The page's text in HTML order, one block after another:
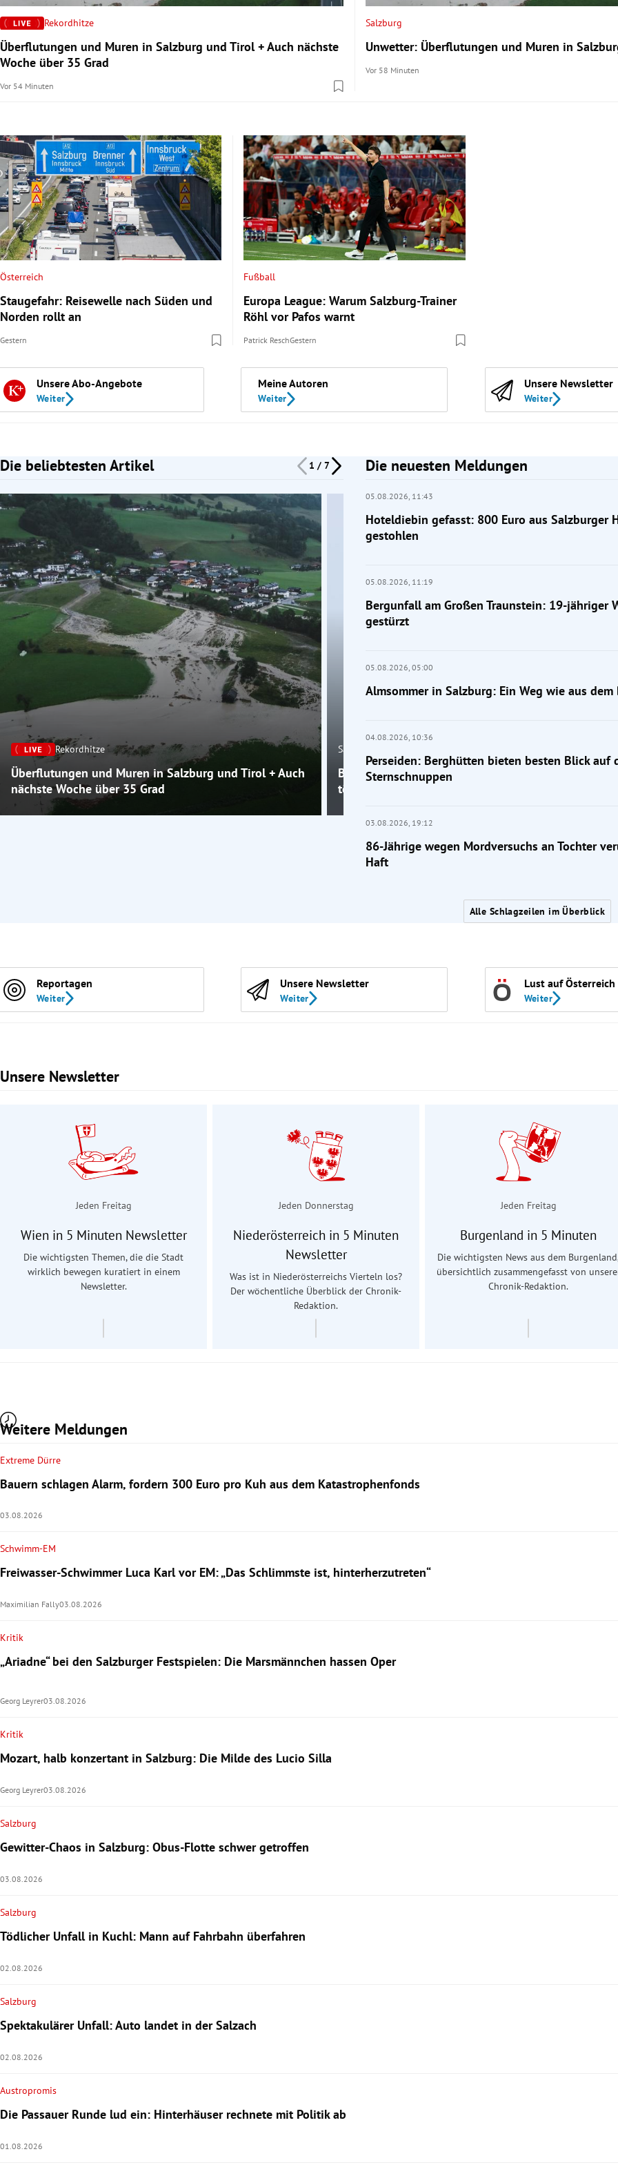
Untermenü
Untermenü
Untermenü
Untermenü
Untermenü
Untermenü
Rekordhitze
Überflutungen und Muren in Salzburg und Tirol + Auch nächste
Woche über 35 Grad
Vor 54 Minuten
Salzburg
Unwetter: Überflutungen und Muren in
Vor 58 Minuten
Österreich
Staugefahr: Reisewelle nach Süden und
Norden rollt an
Gestern
Fußball
Europa League: Warum Salzburg-Trainer
Röhl vor Pafos warnt
Patrick ReschGestern
Unsere Abo-Angebote
Weiter
Meine Autoren
Weiter
Unsere Newsletter
Weiter
Die beliebtesten Artikel 1 / 7
Slide 1 von 7
Rekordhitze
Überflutungen und Muren in Salzburg und Tirol + Auch
nächste Woche über 35 Grad
Salzburg
Bergunfall am Großen Traunstein: 19-jähriger
tödlich gestürzt
Die neuesten Meldungen
05.08.2026, 11:43
Hoteldiebin gefasst: 800 Euro aus Salzburger
gestohlen
05.08.2026, 11:19
Bergunfall am Großen Traunstein: 19-jähriger
gestürzt
05.08.2026, 05:00
Almsommer in Salzburg: Ein Weg wie aus
04.08.2026, 10:36
Perseiden: Berghütten bieten besten Blick auf
Sternschnuppen
03.08.2026, 19:12
86-Jährige wegen Mordversuchs an Tochter
Haft
Alle Schlagzeilen im Überblick
Reportagen
Weiter
Unsere Newsletter
Weiter
Lust auf Österreich
Weiter
Unsere Newsletter
Slide 1 von 3
Jeden Freitag
Wien in 5 Minuten Newsletter
Die wichtigsten Themen, die die Stadt
wirklich bewegen kuratiert in einem
Newsletter.
Jeden Donnerstag
Niederösterreich in 5 Minuten
Newsletter
Was ist in Niederösterreichs Vierteln los?
Der wöchentliche Überblick der Chronik-
Redaktion.
Jeden Freitag
Burgenland in 5 Minuten
Die wichtigsten News aus dem
übersichtlich zusammengefasst von
Chronik-Redaktion.
Weitere Meldungen
Extreme Dürre
Bauern schlagen Alarm, fordern 300 Euro pro Kuh aus dem Katastrophenfonds
03.08.2026
Schwimm-EM
Freiwasser-Schwimmer Luca Karl vor EM: „Das Schlimmste ist, hinterherzutreten“
Maximilian Fally03.08.2026
Kritik
„Ariadne“ bei den Salzburger Festspielen: Die Marsmännchen hassen Oper
Georg Leyrer03.08.2026
Kritik
Mozart, halb konzertant in Salzburg: Die Milde des Lucio Silla
Georg Leyrer03.08.2026
Salzburg
Gewitter-Chaos in Salzburg: Obus-Flotte schwer getroffen
03.08.2026
Salzburg
Tödlicher Unfall in Kuchl: Mann auf Fahrbahn überfahren
02.08.2026
Salzburg
Spektakulärer Unfall: Auto landet in der Salzach
02.08.2026
Austropromis
Die Passauer Runde lud ein: Hinterhäuser rechnete mit Politik ab
01.08.2026